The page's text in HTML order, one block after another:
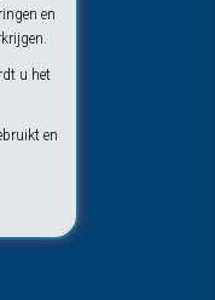
en
u het
en